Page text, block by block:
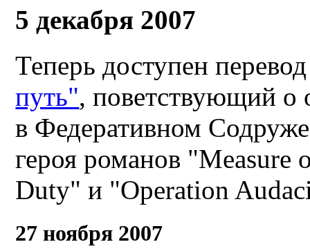
5 декабря 2007
Теперь доступен
путь", поветствующий о
в Федеративном
героя романов
Duty" и "Operation
27 ноября 2007